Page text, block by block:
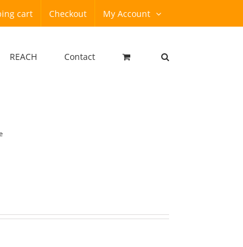
cart Checkout My Account
REACH Contact